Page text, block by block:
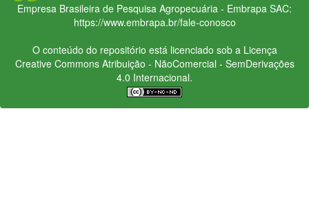
Empresa Brasileira de Pesquisa Agropecuária - Embrapa SAC:
https://www.embrapa.br/fale-conosco
O conteúdo do repositório está licenciado sob a Licença
Creative CommonsAtribuição - NãoComercial - SemDerivações
4.0 Internacional.